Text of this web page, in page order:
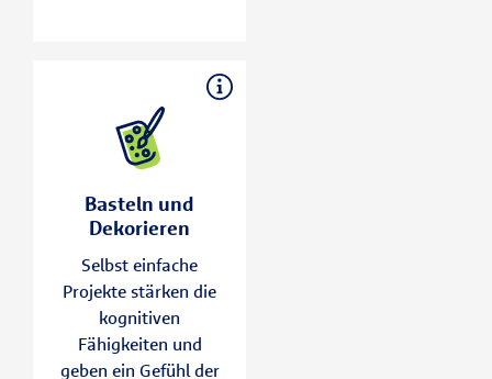
stärken motorische
Fähigkeiten, wecken
vertraute
Erinnerungen.
Basteln und
Dekorieren
Selbst einfache
Projekte stärken die
kognitiven
Fähigkeiten und
geben ein Gefühl der
Basteln und
Dekorieren
handwerkliche
Tätigkeiten wie
Basteln, Malen oder
Arbeiten mit Wolle
fördern die Motorik,
bieten
Sinneserfahrungen